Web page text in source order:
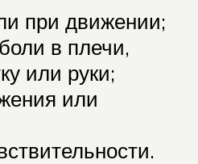
при движении;
в плечи,
или руки;
или